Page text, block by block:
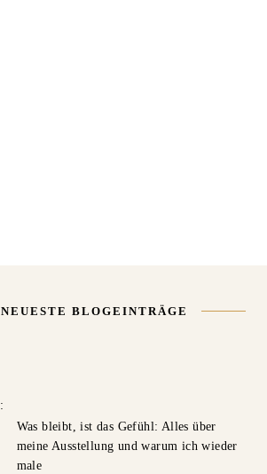
NEUESTE BLOGEINTRÄGE
Was bleibt, ist das Gefühl: Alles über
meine Ausstellung und warum ich wieder
male